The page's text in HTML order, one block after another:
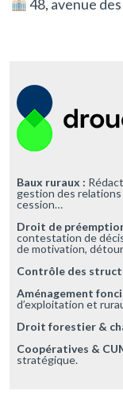
48, avenue
Baux ruraux :
gestion des
cession…
Droit de
contestation de
de motivation,
Contrôle des
Aménagement
d’exploitation et
Droit forestier &
Coopératives &
stratégique.